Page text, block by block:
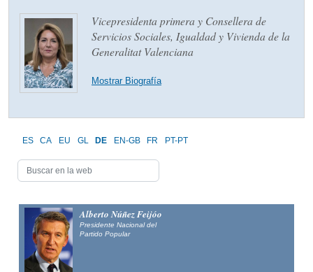
Vicepresidenta primera y Consellera de
Servicios Sociales, Igualdad y Vivienda de la
Generalitat Valenciana
Mostrar Biografía
ES CA EU GL DE EN-GB FR PT-PT
Alberto Núñez Feijóo
Presidente Nacional del
Partido Popular